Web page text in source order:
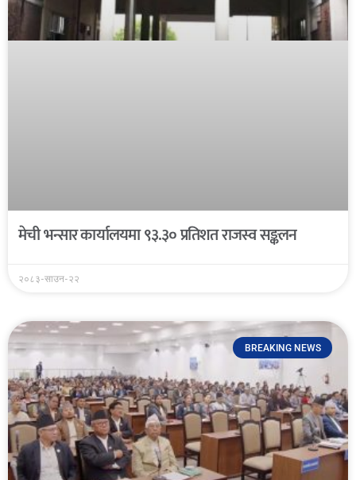
मेची भन्सार कार्यालयमा ९३.३० प्रतिशत राजस्व सङ्कलन
२०८३-साउन-२२
BREAKING NEWS